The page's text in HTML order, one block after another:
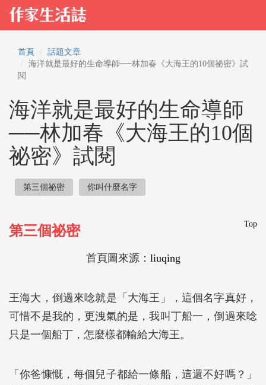
首頁
話題文章
海洋就是最好的生命導師──林加春《大海王的10個祕密》試
閱
海洋就是最好的生命導師
──林加春《大海王的10個
祕密》試閱
第三個祕密 你叫什麼名字
Top
第三個祕密
首頁圖來源： liuqing
王海大，倒過來唸就是「大海王」，這個名字真好，
可惜不是我的，更洩氣的是，我叫丁船一，倒過來唸
只是一個船丁，怎麼樣都輸給大海王。
「你爸慷慨，每個兒子都給一條船，這還不好嗎？」